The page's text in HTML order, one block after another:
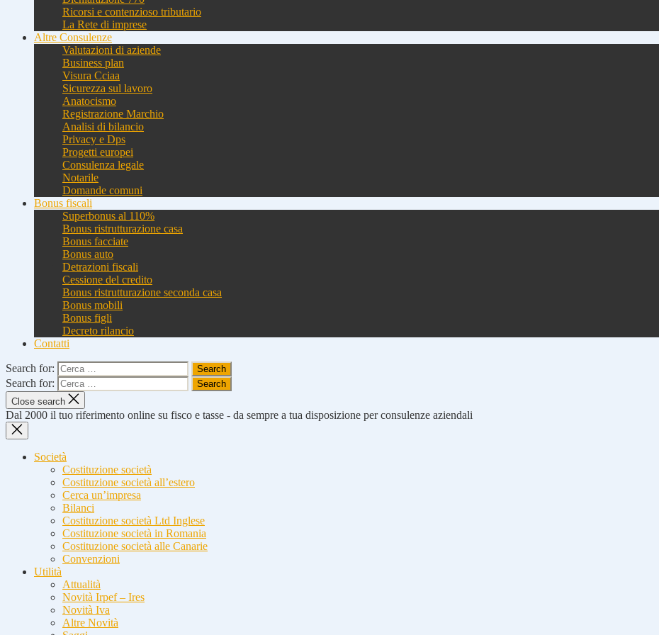
Ricorsi e contenzioso tributario
La Rete di imprese
Altre Consulenze
Valutazioni di aziende
Business plan
Visura Cciaa
Sicurezza sul lavoro
Anatocismo
Registrazione Marchio
Analisi di bilancio
Privacy e Dps
Progetti europei
Consulenza legale
Notarile
Domande comuni
Bonus fiscali
Superbonus al 110%
Bonus ristrutturazione casa
Bonus facciate
Bonus auto
Detrazioni fiscali
Cessione del credito
Bonus ristrutturazione seconda casa
Bonus mobili
Bonus figli
Decreto rilancio
Contatti
Search for:
Search for:
Close search
Dal 2000 il tuo riferimento online su fisco e tasse - da sempre a tua disposizione per consulenze aziendali
Società
Costituzione società
Costituzione società all’estero
Cerca un’impresa
Bilanci
Costituzione società Ltd Inglese
Costituzione società in Romania
Costituzione società alle Canarie
Convenzioni
Utilità
Attualità
Novità Irpef – Ires
Novità Iva
Altre Novità